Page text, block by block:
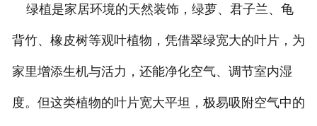
你问我答
关于我们
联系我们
绿植是家居环境的天然装饰，绿萝、君子兰、龟
背竹、橡皮树等观叶植物，凭借翠绿宽大的叶片，为
家里增添生机与活力，还能净化空气、调节室内湿
度。但这类植物的叶片宽大平坦，极易吸附空气中的